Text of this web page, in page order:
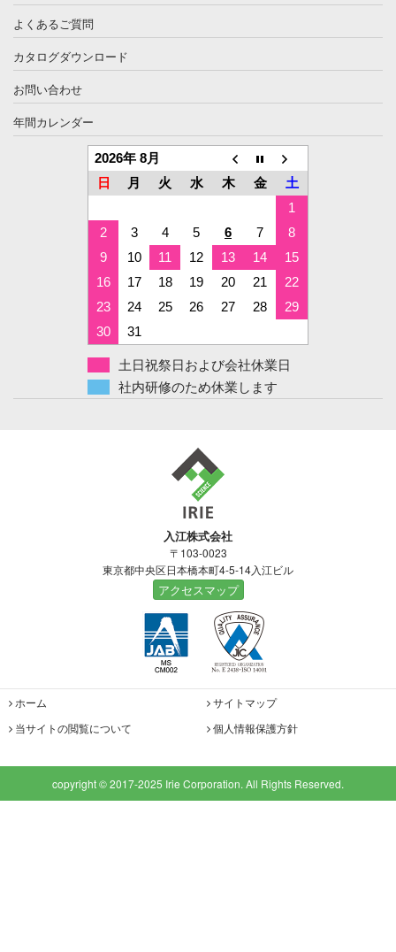
よくあるご質問
カタログダウンロード
お問い合わせ
年間カレンダー
2026年 8月
日
月 火 水 木 金
土
1
2
3 4 5 6 7
8
9
10 11 12 13 14
15
16
17 18 19 20 21
22
23
24 25 26 27 28
29
30
31
土日祝祭日および会社休業日
社内研修のため休業します
入江株式会社
〒103-0023
東京都中央区日本橋本町4-5-14入江ビル
アクセスマップ
ホーム
サイトマップ
当サイトの閲覧について
個人情報保護方針
copyright © 2017-2025 Irie Corporation. All Rights Reserved.